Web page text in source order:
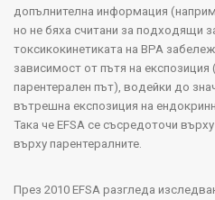
допълнителна информация
но не бяха считани за подходящи
токсикокинетиката на ВРА
зависимост от пътя на
парентерален път), водейки до
вътрешна експозиция на
Така че EFSA се съсредоточи
върху парентералните.
През 2010 EFSA разгледа